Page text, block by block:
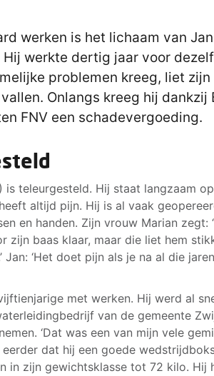
werken is het lichaam van
Hij werkte dertig jaar voor
problemen kreeg, liet
Onlangs kreeg hij dankzij
FNV een schadevergoeding.
is teleurgesteld. Hij staat langzaam
altijd pijn. Hij is al vaak
en handen. Zijn vrouw Marian zegt:
zijn baas klaar, maar die liet hem
Jan: ‘Het doet pijn als je na al die
met werken. Hij werd al
van de gemeente
‘Dat was een van mijn vele
dat hij een goede
in zijn gewichtsklasse tot 72 kilo. Hij